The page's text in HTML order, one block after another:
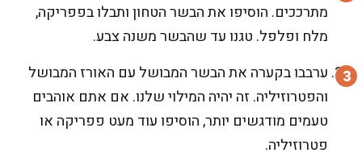
מתרככים. הוסיפו את הבשר הטחון ותבלו בפפריקה,
מלח ופלפל. טגנו עד שהבשר משנה צבע.
ערבבו בקערה את הבשר המבושל עם האורז המבושל
והפטרוזיליה. זה יהיה המילוי שלנו. אם אתם אוהבים
טעמים מודגשים יותר, הוסיפו עוד מעט פפריקה או
פטרוזיליה.